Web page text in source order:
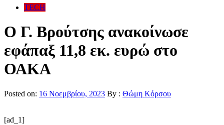
TECH
Ο Γ. Βρούτσης ανακοίνωσε
εφάπαξ 11,8 εκ. ευρώ στο
ΟΑΚΑ
Posted on: 16 Νοεμβρίου, 2023 By : Θώμη Κόρσου
[ad_1]